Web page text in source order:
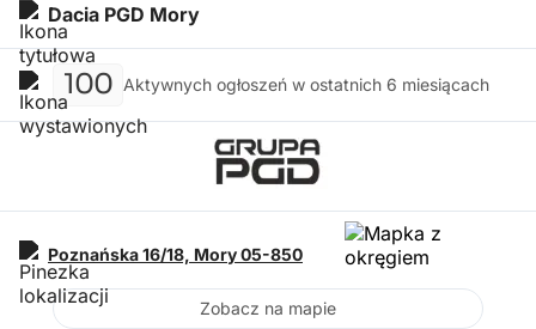
Dacia PGD Mory
100 Aktywnych ogłoszeń w ostatnich 6 miesiącach
Poznańska 16/18, Mory05-850
Zobacz na mapie